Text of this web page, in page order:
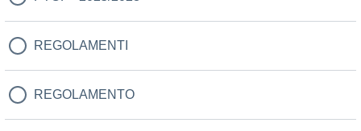
REGOLAMENTI
REGOLAMENTO